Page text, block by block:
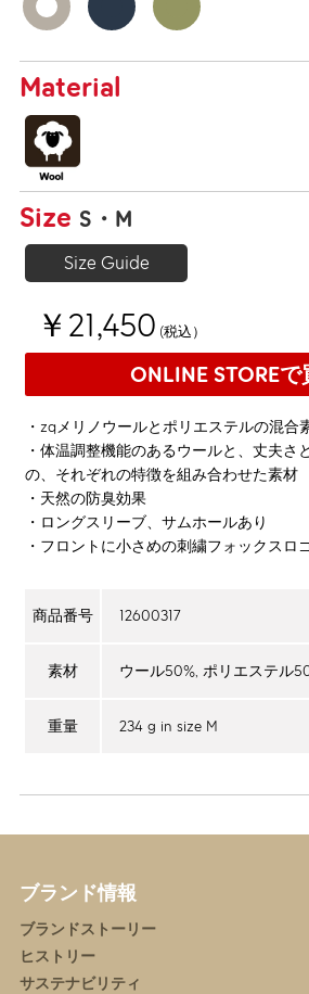
Material
Size S M
Size Guide
￥21,450 (税込）
ONLINE STOREで
・zqメリノウールとポリエステルの混合
・体温調整機能のあるウールと、丈夫さ
の、それぞれの特徴を組み合わせた素材
・天然の防臭効果
・ロングスリーブ、サムホールあり
・フロントに小さめの刺繍フォックスロ
商品番号 12600317
素材 ウール50%, ポリエステル
重量 234 g in size M
ブランド情報
ブランドストーリー
ヒストリー
サステナビリティ